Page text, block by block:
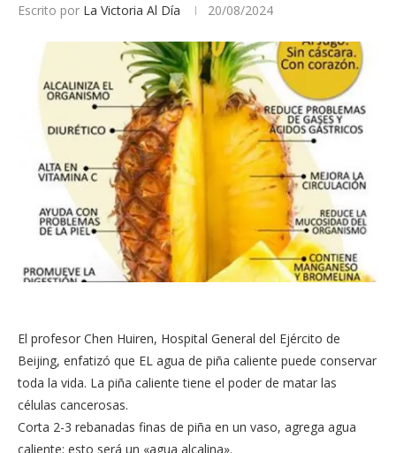
Escrito por La Victoria Al Día 20/08/2024
El profesor Chen Huiren, Hospital General del Ejército de
Beijing, enfatizó que EL agua de piña caliente puede conservar
toda la vida. La piña caliente tiene el poder de matar las
células cancerosas.
Corta 2-3 rebanadas finas de piña en un vaso, agrega agua
caliente; esto será un «agua alcalina».